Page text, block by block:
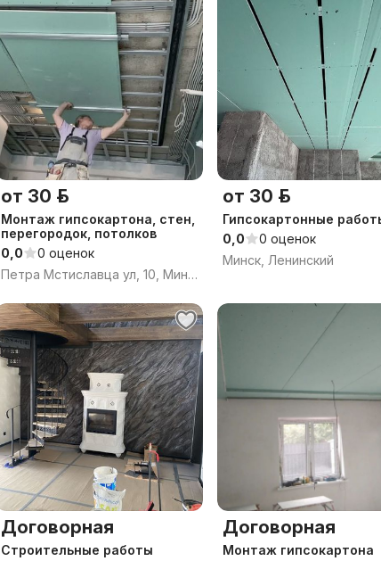
от 30 р.
Монтаж гипсокартона, стен,
перегородок, потолков
0,0
0 оценок
Петра Мстиславца ул, 10, Минск
от 30 р.
Гипсокартонные
0,0
0 оценок
Минск, Ленинский
Договорная
Строительные работы
Договорная
Монтаж гипсокартона